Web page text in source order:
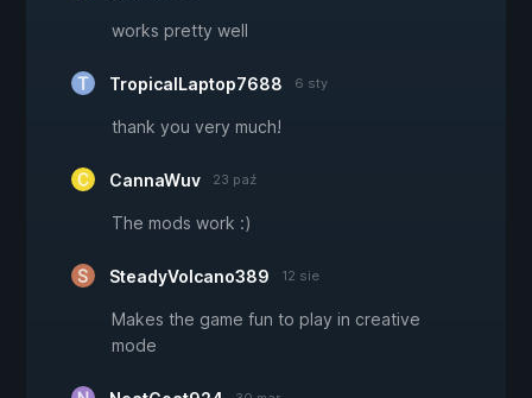
works pretty well
TropicalLaptop7688 6 sty
thank you very much!
CannaWuv 23 paź
The mods work :)
SteadyVolcano389 12 sie
Makes the game fun to play in creative
mode